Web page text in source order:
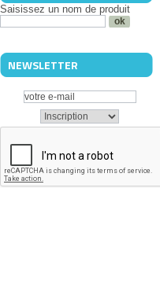
Saisissez un nom de produit
NEWSLETTER